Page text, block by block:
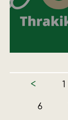
< 1
6